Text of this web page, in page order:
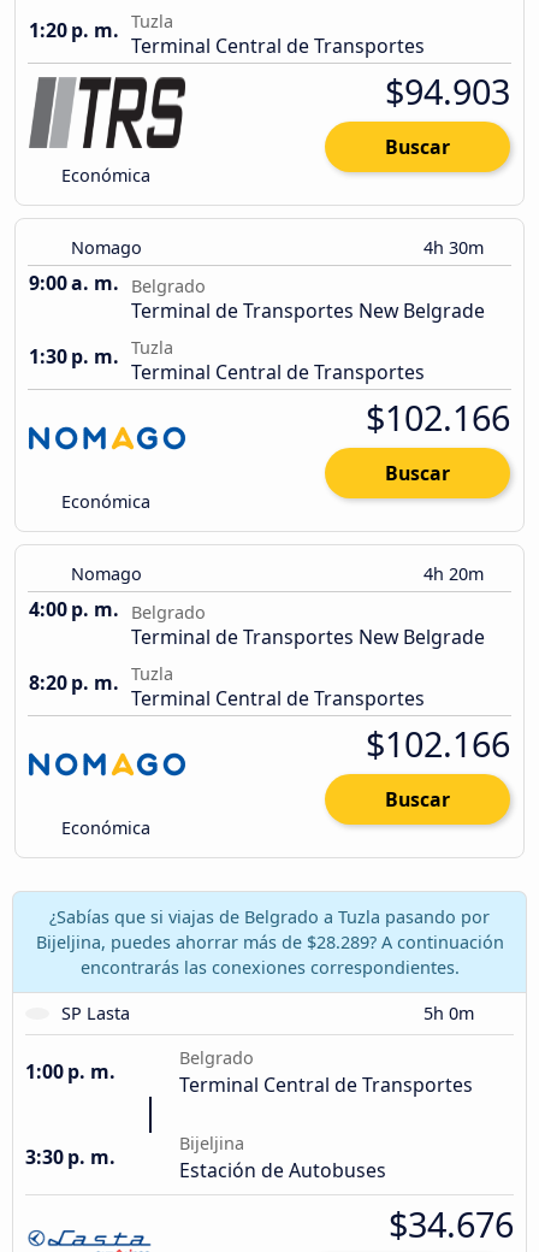
1:20 p. m. Tuzla
Terminal Central de Transportes
Económica
$94.903
Buscar
Nomago 4h 30m
9:00 a. m. Belgrado
Terminal de Transportes New Belgrade
1:30 p. m. Tuzla
Terminal Central de Transportes
Económica
$102.166
Buscar
Nomago 4h 20m
4:00 p. m. Belgrado
Terminal de Transportes New Belgrade
8:20 p. m. Tuzla
Terminal Central de Transportes
Económica
$102.166
Buscar
¿Sabías que si viajas de Belgrado a Tuzla pasando por
Bijeljina, puedes ahorrar más de $28.289? A continuación
encontrarás las conexiones correspondientes.
SP Lasta
5h 0m
1:00 p. m.
Belgrado
Terminal Central de Transportes
3:30 p. m.
Bijeljina
Estación de Autobuses
$34.676